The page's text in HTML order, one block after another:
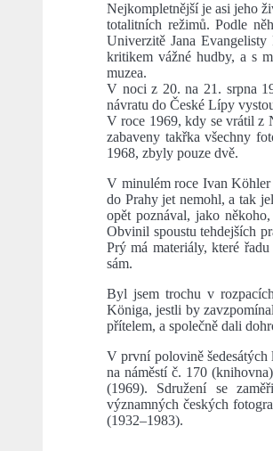
Nejkompletnější je asi jeho
totalitních režimů. Podle
Univerzitě Jana
kritikem vážné hudby, a s
muzea.
V noci z 20. na 21. srpna
návratu do České Lípy
V roce 1969, kdy se vrátil z
zabaveny takřka všechny
1968, zbyly pouze dvě.
V minulém roce Ivan Köhler
do Prahy jet nemohl, a tak
opět poznával, jako
Obvinil spoustu tehdejších
Prý má materiály, které
sám.
Byl jsem trochu v
Königa, jestli by
přítelem, a společně dali
V první polovině
na náměstí č. 170
(1969). Sdružení se
významných českých
(1932–1983).